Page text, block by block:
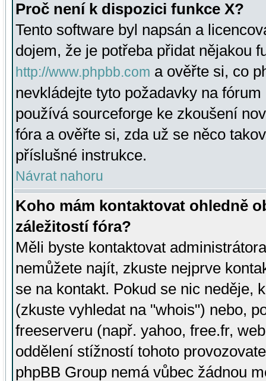
Proč není k dispozici funkce X?
Tento software byl napsán a
dojem, že je potřeba přidat nějakou
http://www.phpbb.com a ověřte si, co
nevkládejte tyto požadavky na
používá sourceforge ke zkoušení
fóra a ověřte si, zda už se něco
příslušné instrukce.
Návrat nahoru
Koho mám kontaktovat ohledně
záležitostí fóra?
Měli byste kontaktovat
nemůžete najít, zkuste nejprve
se na kontakt. Pokud se nic neděje,
(zkuste vyhledat na "whois") nebo,
freeserveru (např. yahoo, free.fr,
oddělení stížností tohoto
phpBB Group nemá vůbec žádnou